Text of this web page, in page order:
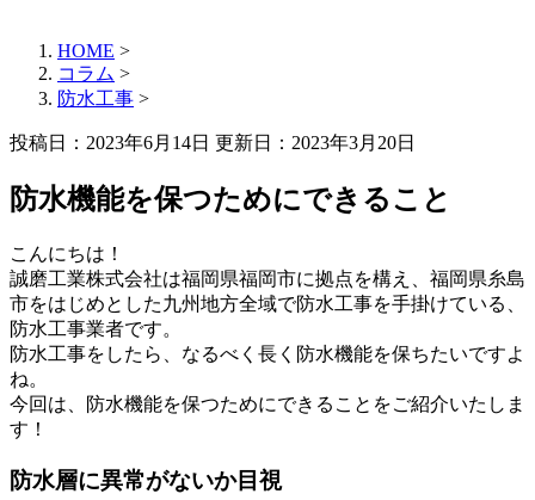
HOME >
コラム >
防水工事 >
投稿日：2023年6月14日 更新日： 2023年3月20日
防水機能を保つためにできること
こんにちは！
誠磨工業株式会社は福岡県福岡市に拠点を構え、福岡県糸島
市をはじめとした九州地方全域で防水工事を手掛けている、
防水工事業者です。
防水工事をしたら、なるべく長く防水機能を保ちたいですよ
ね。
今回は、防水機能を保つためにできることをご紹介いたしま
す！
防水層に異常がないか目視